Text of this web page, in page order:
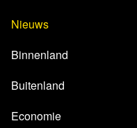
Nieuws
Binnenland
Buitenland
Economie